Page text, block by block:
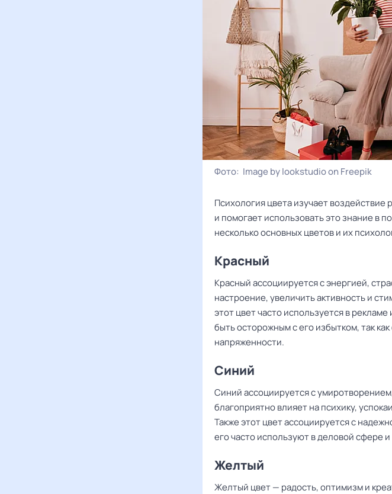
Фото: Image by lookstudio on Freepik
Психология цвета изучает воздействие
и помогает использовать это знание в
несколько основных цветов и их
Красный
Красный ассоциируется с энергией,
настроение, увеличить активность и
этот цвет часто используется в
быть осторожным с его избытком, так
напряженности.
Синий
Синий ассоциируется с
благоприятно влияет на психику,
Также этот цвет ассоциируется с
его часто используют в деловой сфере
Желтый
Желтый цвет — радость, оптимизм и